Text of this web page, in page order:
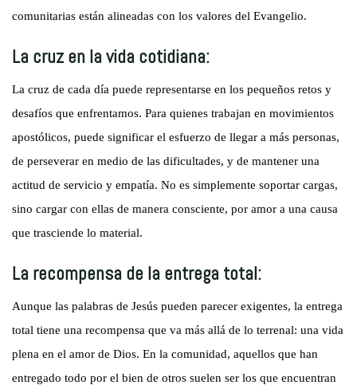
comunitarias están alineadas con los valores del Evangelio.
La cruz en la vida cotidiana:
La cruz de cada día puede representarse en los pequeños retos y
desafíos que enfrentamos. Para quienes trabajan en movimientos
apostólicos, puede significar el esfuerzo de llegar a más personas,
de perseverar en medio de las dificultades, y de mantener una
actitud de servicio y empatía. No es simplemente soportar cargas,
sino cargar con ellas de manera consciente, por amor a una causa
que trasciende lo material.
La recompensa de la entrega total:
Aunque las palabras de Jesús pueden parecer exigentes, la entrega
total tiene una recompensa que va más allá de lo terrenal: una vida
plena en el amor de Dios. En la comunidad, aquellos que han
entregado todo por el bien de otros suelen ser los que encuentran